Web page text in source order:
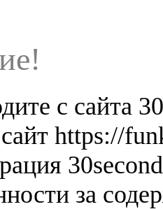
с сайта
https://
за